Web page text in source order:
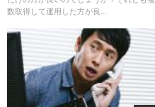
数取得して運用した方が良...